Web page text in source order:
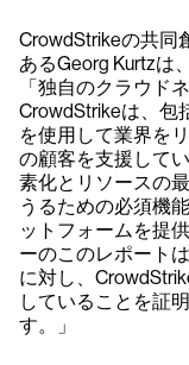
CrowdStrikeの共同
あるGeorg Kurtzは
「独自のクラウド
CrowdStrikeは、包
を使用して業界を
の顧客を支援して
素化とリソースの
うるための必須機
ットフォームを提
ーのこのレポート
に対し、
していることを証
す。」